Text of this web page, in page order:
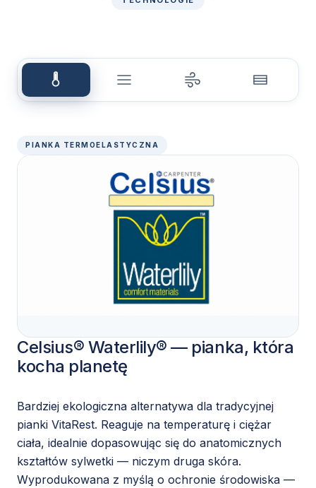
PIANKA TERMOELASTYCZNA
Celsius® Waterlily® — pianka, która
kocha planetę
Bardziej ekologiczna alternatywa dla tradycyjnej
pianki VitaRest. Reaguje na temperaturę i ciężar
ciała, idealnie dopasowując się do anatomicznych
kształtów sylwetki — niczym druga skóra.
Wyprodukowana z myślą o ochronie środowiska —